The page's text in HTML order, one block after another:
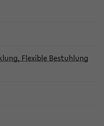
Flexible Bestuhlung